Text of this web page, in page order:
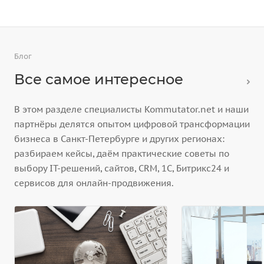
Блог
Все самое интересное
В этом разделе специалисты Kommutator.net и наши
партнёры делятся опытом цифровой трансформации
бизнеса в Санкт-Петербурге и других регионах:
разбираем кейсы, даём практические советы по
выбору IT-решений, сайтов, CRM, 1С, Битрикс24 и
сервисов для онлайн-продвижения.